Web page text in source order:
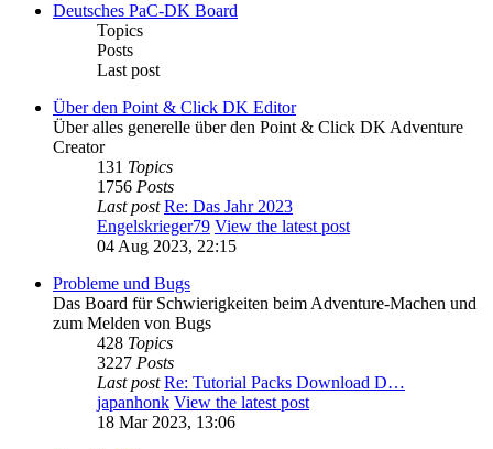
Deutsches PaC-DK Board
Topics
Posts
Last post
Über den Point & Click DK Editor
Über alles generelle über den Point & Click DK Adventure
Creator
131 Topics
1756 Posts
Last post Re: Das Jahr 2023
Engelskrieger79 View the latest post
04 Aug 2023, 22:15
Probleme und Bugs
Das Board für Schwierigkeiten beim Adventure-Machen und
zum Melden von Bugs
428 Topics
3227 Posts
Last post Re: Tutorial Packs Download D…
japanhonk View the latest post
18 Mar 2023, 13:06